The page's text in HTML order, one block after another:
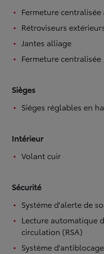
Fermeture centralisée
Rétroviseurs
Jantes alliage
Fermeture centralisée
Sièges
Sièges réglables en
Intérieur
Volant cuir
Sécurité
Système d'alerte de
Lecture automatique
circulation (RSA)
Système